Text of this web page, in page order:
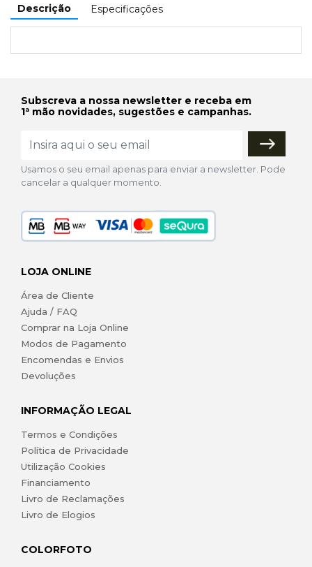
Descrição Especificações
Subscreva a nossa newsletter e receba em
1ª mão novidades, sugestões e campanhas.
Usamos o seu email apenas para enviar a newsletter. Pode
cancelar a qualquer momento.
LOJA ONLINE
Área de Cliente
Ajuda / FAQ
Comprar na Loja Online
Modos de Pagamento
Encomendas e Envios
Devoluções
INFORMAÇÃO LEGAL
Termos e Condições
Política de Privacidade
Utilização Cookies
Financiamento
Livro de Reclamações
Livro de Elogios
COLORFOTO